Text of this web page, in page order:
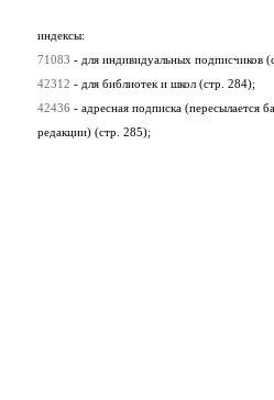
индексы:
71083 - для индивидуальных подписчиков
42312 - для библиотек и школ (стр. 284);
42436 - адресная подписка (пересылается
редакции) (стр. 285);